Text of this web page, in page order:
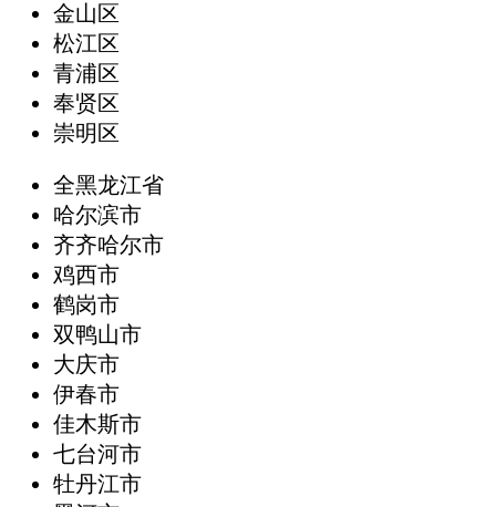
金山区
松江区
青浦区
奉贤区
崇明区
全黑龙江省
哈尔滨市
齐齐哈尔市
鸡西市
鹤岗市
双鸭山市
大庆市
伊春市
佳木斯市
七台河市
牡丹江市